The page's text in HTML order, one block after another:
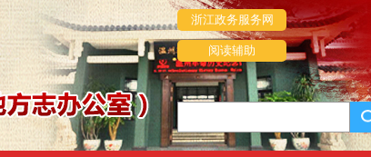
浙江政务服务网
阅读辅助